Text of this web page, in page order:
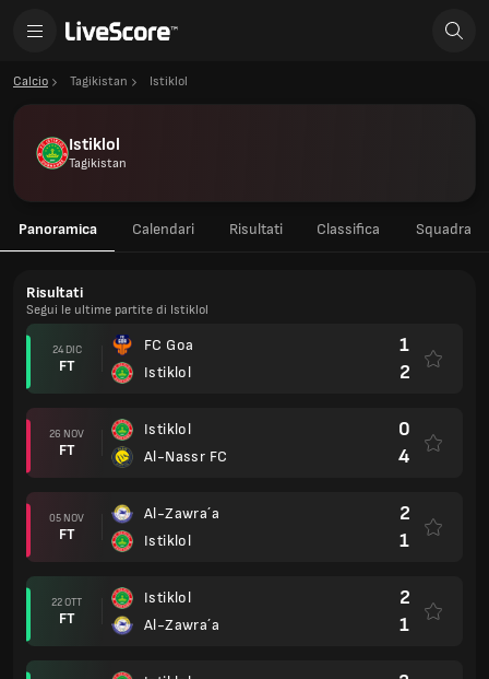
Calcio Tagikistan Istiklol
Istiklol
Tagikistan
Panoramica Calendari Risultati Classifica Squadra
Risultati
Segui le ultime partite di Istiklol
24 DIC
FT
FC Goa
Istiklol
1
2
26 NOV
FT
Istiklol
Al-Nassr FC
0
4
05 NOV
FT
Al-Zawra´a
Istiklol
2
1
22 OTT
FT
Istiklol
Al-Zawra´a
2
1